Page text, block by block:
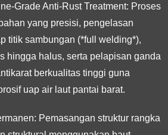
Grade Anti-Rust Treatment: Proses
yang presisi, pengelasan
titik sambungan (*full welding*),
hingga halus, serta pelapisan ganda
berkualitas tinggi guna
uap air laut pantai barat.
Pemasangan struktur rangka